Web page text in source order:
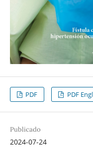
PDF PDF
Publicado
2024-07-24